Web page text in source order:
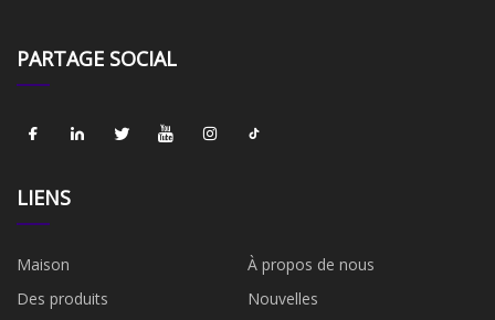
PARTAGE SOCIAL
LIENS
Maison
À propos de nous
Des produits
Nouvelles